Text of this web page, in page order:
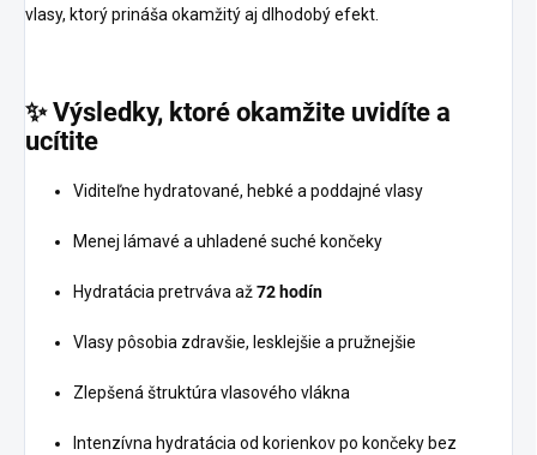
vlasy, ktorý prináša okamžitý aj dlhodobý efekt.
✨Výsledky, ktoré okamžite uvidíte a
ucítite
Viditeľne hydratované, hebké a poddajné vlasy
Menej lámavé a uhladené suché končeky
Hydratácia pretrváva až72 hodín
Vlasy pôsobia zdravšie, lesklejšie a pružnejšie
Zlepšená štruktúra vlasového vlákna
Intenzívna hydratácia od korienkov po končeky bez